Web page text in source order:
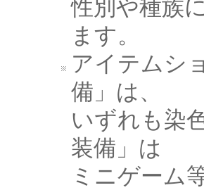
性別や種族
ます。
アイテムシ
備」は、
いずれも染
装備」は
ミニゲーム